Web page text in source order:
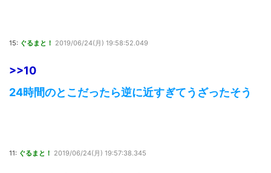
15: ぐるまと！ 2019/06/24(月) 19:58:52.049
>>10
24時間のとこだったら逆に近すぎてうざったそう
11: ぐるまと！ 2019/06/24(月) 19:57:38.345